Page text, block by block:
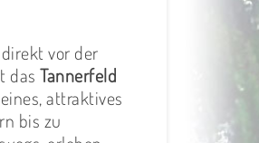
vor der
das Tannerfeld
attraktives
bis zu